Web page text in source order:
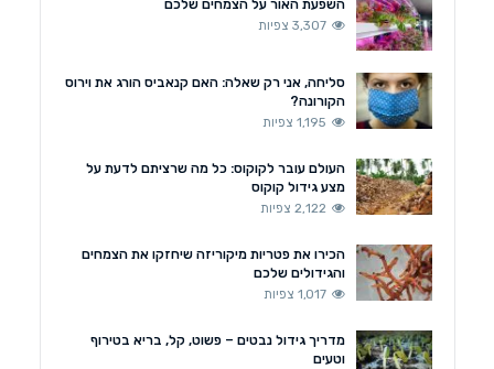
השפעת האור על הצמחים שלכם
3,307 צפיות
סליחה, אני רק שאלה: האם קנאביס הורג את וירוס
הקורונה?
1,195 צפיות
העולם עובר לקוקוס: כל מה שרציתם לדעת על
מצע גידול קוקוס
2,122 צפיות
הכירו את פטריות מיקוריזה שיחזקו את הצמחים
והגידולים שלכם
1,017 צפיות
מדריך גידול נבטים – פשוט, קל, בריא בטירוף
וטעים